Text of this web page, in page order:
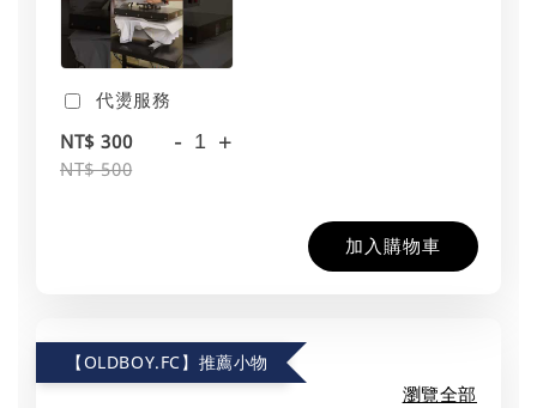
代燙服務
NT$ 300
NT$ 500
- +
加入購物車
【OLDBOY.FC】推薦小物
瀏覽全部